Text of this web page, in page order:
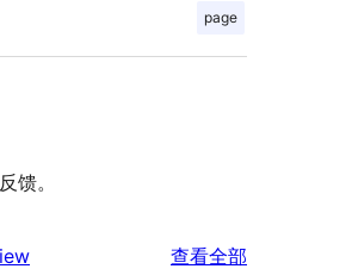
page
馈。
查看全部